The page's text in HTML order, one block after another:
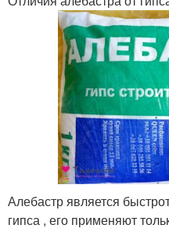
Алебастр является
гипса , его применяют